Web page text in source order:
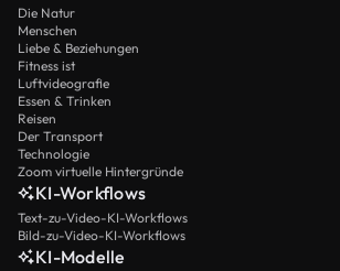
Die Natur
Menschen
Liebe & Beziehungen
Fitness ist
Luftvideografie
Essen & Trinken
Reisen
Der Transport
Technologie
Zoom virtuelle Hintergründe
KI-Workflows
Text-zu-Video-KI-Workflows
Bild-zu-Video-KI-Workflows
KI-Modelle